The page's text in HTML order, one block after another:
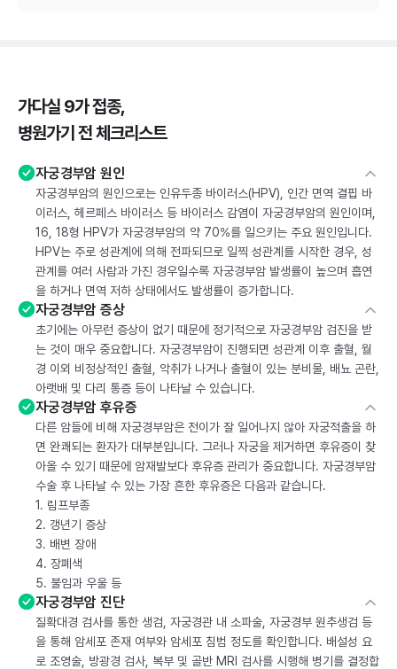
가다실 9가 접종,
병원가기 전 체크리스트
자궁경부암 원인
자궁경부암의 원인으로는 인유두종 바이러스(HPV), 인간 면역 결핍 바
이러스, 헤르페스 바이러스 등 바이러스 감염이 자궁경부암의 원인이며,
16, 18형 HPV가 자궁경부암의 약 70%를 일으키는 주요 원인입니다.
HPV는 주로 성관계에 의해 전파되므로 일찍 성관계를 시작한 경우, 성
관계를 여러 사람과 가진 경우일수록 자궁경부암 발생률이 높으며 흡연
을 하거나 면역 저하 상태에서도 발생률이 증가합니다.
자궁경부암 증상
초기에는 아무런 증상이 없기 때문에 정기적으로 자궁경부암 검진을 받
는 것이 매우 중요합니다. 자궁경부암이 진행되면 성관계 이후 출혈, 월
경 이외 비정상적인 출혈, 악취가 나거나 출혈이 있는 분비물, 배뇨 곤란,
아랫배 및 다리 통증 등이 나타날 수 있습니다.
자궁경부암 후유증
다른 암들에 비해 자궁경부암은 전이가 잘 일어나지 않아 자궁적출을 하
면 완쾌되는 환자가 대부분입니다. 그러나 자궁을 제거하면 후유증이 찾
아올 수 있기 때문에 암재발보다 후유증 관리가 중요합니다. 자궁경부암
수술 후 나타날 수 있는 가장 흔한 후유증은 다음과 같습니다.
1. 림프부종
2. 갱년기 증상
3. 배변 장애
4. 장폐색
5. 불임과 우울 등
자궁경부암 진단
질확대경 검사를 통한 생검, 자궁경관 내 소파술, 자궁경부 원추생검 등
을 통해 암세포 존재 여부와 암세포 침범 정도를 확인합니다. 배설성 요
로 조영술, 방광경 검사, 복부 및 골반 MRI 검사를 시행해 병기를 결정합